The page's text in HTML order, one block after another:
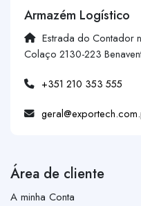
Armazém Logístico
Estrada do Contador
Colaço 2130-223
+351 210 353 555
Área de cliente
A minha Conta